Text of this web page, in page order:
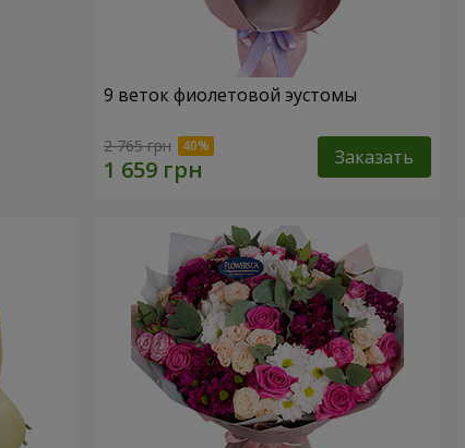
9 веток фиолетовой эустомы
2 765 грн Заказать